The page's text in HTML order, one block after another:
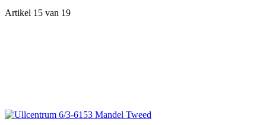
Artikel 15 van 19